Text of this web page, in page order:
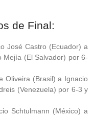
de Final:
José Castro (Ecuador) a
Mejía (El Salvador) por 6-
Oliveira (Brasil) a Ignacio
(Venezuela) por 6-3 y
Schtulmann (México) a